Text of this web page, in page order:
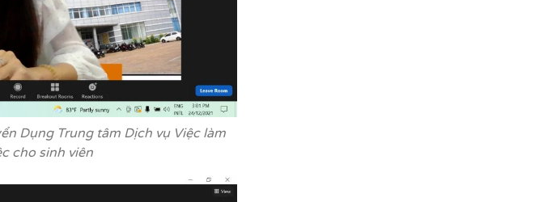
Dụng Trung tâm Dịch vụ Việc làm
cho sinh viên